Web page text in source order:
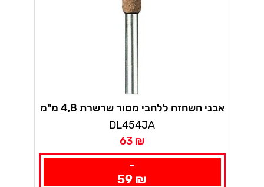
אבני השחזה ללהבי מסור שרשרת 4,8 מ"מ
דרמל
DL454JA
63 ₪
-
59 ₪